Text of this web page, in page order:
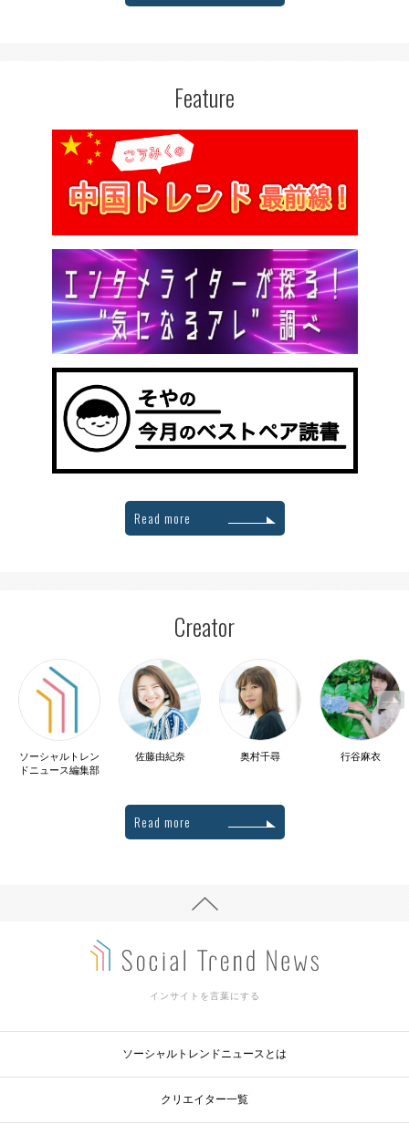
Feature
Read more
Creator
ソーシャルトレン
ドニュース編集部
佐藤由紀奈 奥村千尋 行谷麻衣
Read more
インサイトを言葉にする
ソーシャルトレンドニュースとは
クリエイター一覧